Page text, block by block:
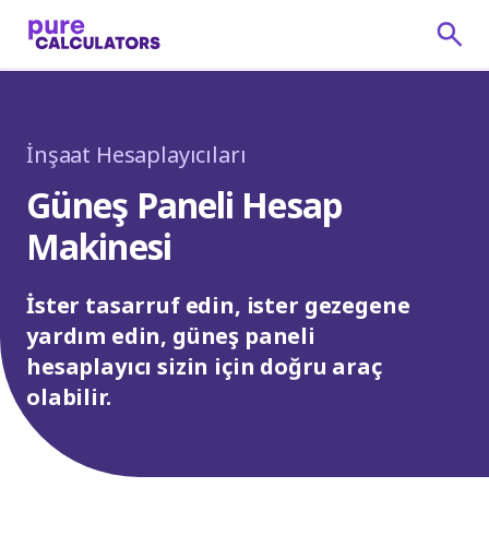
İnşaat Hesaplayıcıları
Güneş Paneli Hesap
Makinesi
İster tasarruf edin, ister gezegene
yardım edin, güneş paneli
hesaplayıcı sizin için doğru araç
olabilir.